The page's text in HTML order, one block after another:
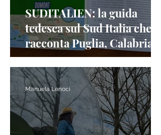
SUDITALIEN: la guida
tedesca sul Sud Italia che
racconta Puglia, Calabria,
Campania e Basilicata
citando “A Pugliese Around
the World”
Manuela Lenoci